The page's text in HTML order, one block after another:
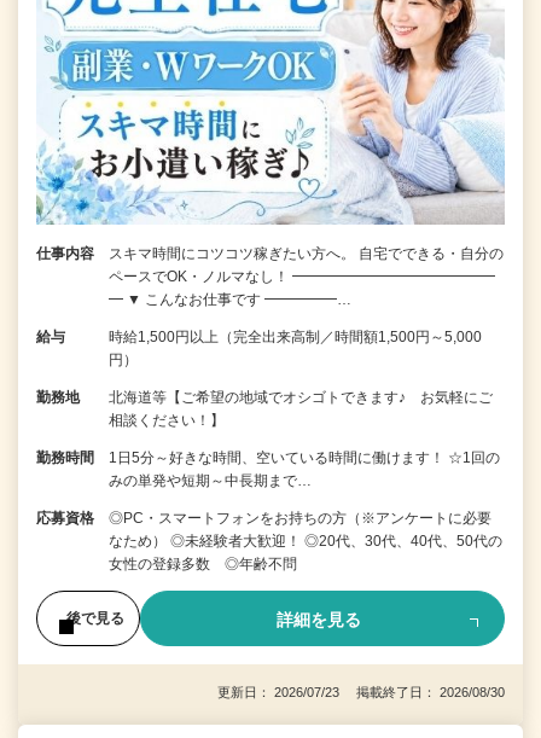
仕事内容
スキマ時間にコツコツ稼ぎたい方へ。 自宅でできる・自分の
ペースでOK・ノルマなし！ ━━━━━━━━━━━━━━
━ ▼ こんなお仕事です ━━━━━…
給与
時給1,500円以上（完全出来高制／時間額1,500円～5,000
円）
勤務地
北海道等【ご希望の地域でオシゴトできます♪ お気軽にご
相談ください！】
勤務時間
1日5分～好きな時間、空いている時間に働けます！ ☆1回の
みの単発や短期～中長期まで…
応募資格
◎PC・スマートフォンをお持ちの方（※アンケートに必要
なため） ◎未経験者大歓迎！ ◎20代、30代、40代、50代の
女性の登録多数 ◎年齢不問
後で見る 詳細を見る
更新日： 2026/07/23 掲載終了日： 2026/08/30